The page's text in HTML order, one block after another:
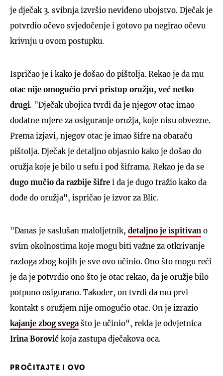
je dječak 3. svibnja izvršio neviđeno ubojstvo. Dječak je
potvrdio očevo svjedočenje i gotovo pa negirao očevu
krivnju u ovom postupku.
Ispričao je i kako je došao do pištolja. Rekao je da mu
otac nije omogućio prvi pristup oružju, već netko
drugi. "Dječak ubojica tvrdi da je njegov otac imao
dodatne mjere za osiguranje oružja, koje nisu obvezne.
Prema izjavi, njegov otac je imao šifre na obaraču
pištolja. Dječak je detaljno objasnio kako je došao do
oružja koje je bilo u sefu i pod šiframa. Rekao je da se
dugo mučio da razbije šifre i da je dugo tražio kako da
dođe do oružja", ispričao je izvor za Blic.
"Danas je saslušan maloljetnik, detaljno je ispitivan o
svim okolnostima koje mogu biti važne za otkrivanje
razloga zbog kojih je sve ovo učinio. Ono što mogu reći
je da je potvrdio ono što je otac rekao, da je oružje bilo
potpuno osigurano. Također, on tvrdi da mu prvi
kontakt s oružjem nije omogućio otac. On je izrazio
kajanje zbog svegašto je učinio", rekla je odvjetnica
Irina Borović koja zastupa dječakova oca.
PROČITAJTE I OVO